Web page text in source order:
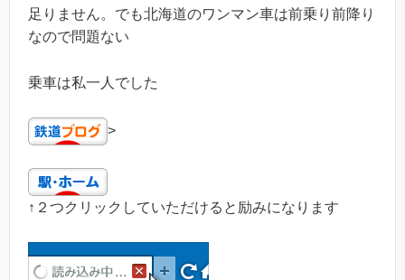
足りません。でも北海道のワンマン車は前乗り前降り
なので問題ない
乗車は私一人でした
>
↑２つクリックしていただけると励みになります